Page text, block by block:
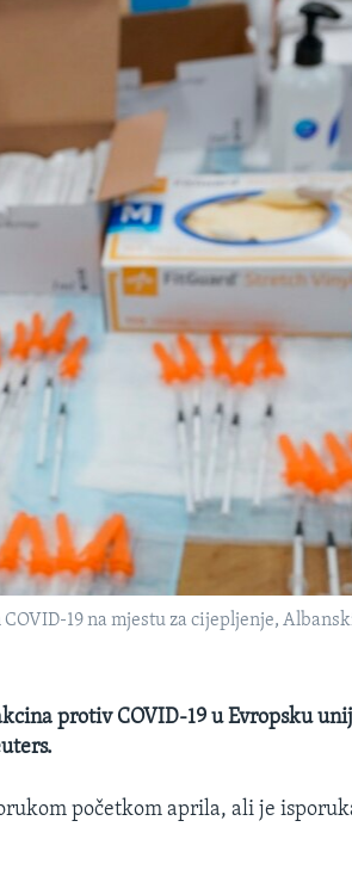
19 na mjestu za cijepljenje,
protiv COVID-19 u Evropsku
početkom aprila, ali je